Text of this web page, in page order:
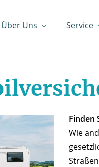
Über Uns Service
Finden
Wie